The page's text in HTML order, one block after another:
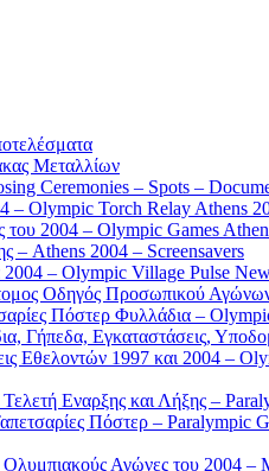
Μεταλλίων
Ceremonies – Spots –
– Olympic Torch Relay Athens
του 2004 – Olympic Games
– Athens 2004 – Screensavers
– Olympic Village Pulse
Οδηγός Προσωπικού
Πόστερ Φυλλάδια –
Γήπεδα, Εγκαταστάσεις,
Εθελοντών 1997 και 2004 –
Εναρξης και Λήξης –
Πόστερ – Paralympic
Ολυμπιακούς Αγώνες του 2004